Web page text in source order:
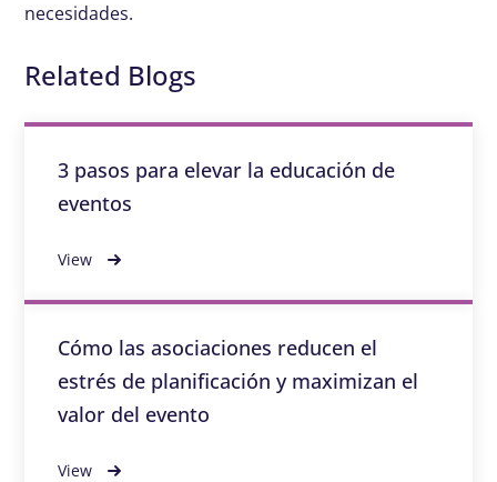
necesidades.
Related Blogs
3 pasos para elevar la educación de
eventos
View
Cómo las asociaciones reducen el
estrés de planificación y maximizan el
valor del evento
View